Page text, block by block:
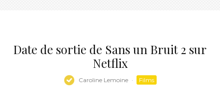
Date de sortie de Sans un Bruit 2 sur
Netflix
Caroline Lemoine · Films